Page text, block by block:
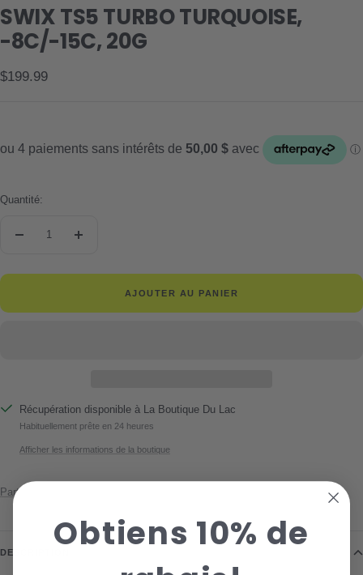
SWIX TS5 TURBO TURQUOISE,
-8C/-15C, 20G
Prix
$199.99
Quantité:
Réduire
quantité
Augmenter
quantité
AJOUTER AU PANIER
Récupération disponible à La Boutique Du Lac
Habituellement prête en 24 heures
Afficher les informations de la boutique
Partager
DESCRIPTIONObtiens 10% de